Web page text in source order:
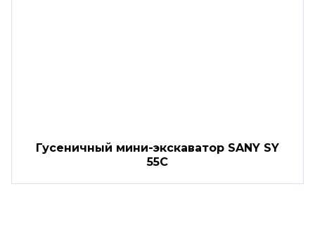
Гусеничный мини-экскаватор SANY SY
55C